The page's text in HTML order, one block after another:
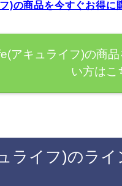
)の商品を今すぐお得に
アキュライフ)の商
い方はこ
ライフ)のラ